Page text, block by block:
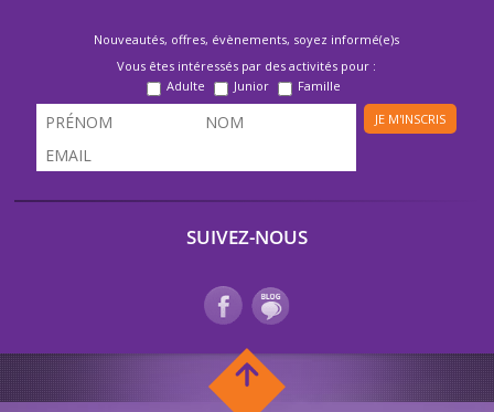
Nouveautés, offres, évènements, soyez informé(e)s
Vous êtes intéressés par des activités pour :
Adulte
Junior
Famille
JE M'INSCRIS
SUIVEZ-NOUS